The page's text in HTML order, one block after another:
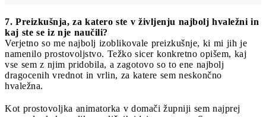
7. Preizkušnja, za katero ste v življenju najbolj hvaležni in
kaj ste se iz nje naučili?
Verjetno so me najbolj izoblikovale preizkušnje, ki mi jih je
namenilo prostovoljstvo. Težko sicer konkretno opišem, kaj
vse sem z njim pridobila, a zagotovo so to ene najbolj
dragocenih vrednot in vrlin, za katere sem neskončno
hvaležna.
Kot prostovoljka animatorka v domači župniji sem najprej